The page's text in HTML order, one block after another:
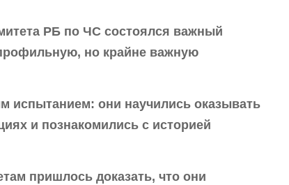
РБ по ЧС состоялся важный
но крайне важную
испытанием: они научились оказывать
и познакомились с историей
пришлось доказать, что они